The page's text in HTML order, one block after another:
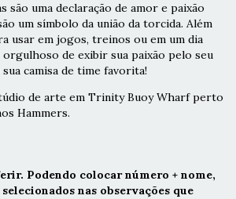
são uma declaração de amor e paixão
um símbolo da união da torcida. Além
usar em jogos, treinos ou em um dia
de exibir sua paixão pelo seu
camisa de time favorita!
de arte em Trinity Buoy Wharf perto
Hammers.
Podendo colocar número + nome,
nas observações que